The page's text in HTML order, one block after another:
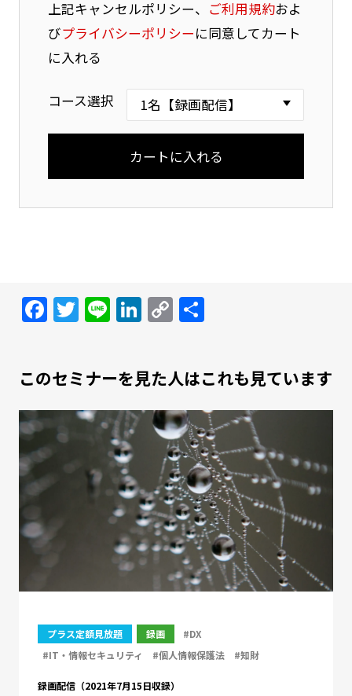
上記キャンセルポリシー、 ご利用規約およ
びプライバシーポリシーに同意してカート
に入れる
コース選択
Facebook
Twitter
LineLinkedIn
Copy
Link
共
このセミナーを見た人はこれも見ています
プラス定額見放題 録画
#DX
#IT・情報セキュリティ
#個人情報保護法 #知財
録画配信（2021年7月15日収録）